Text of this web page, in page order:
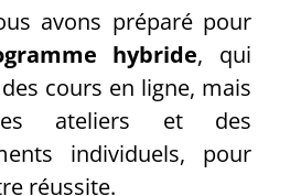
avons préparé pour
hybride, qui
cours en ligne, mais
ateliers et des
individuels, pour
réussite.